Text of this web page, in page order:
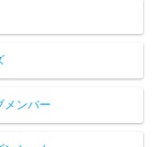
メンバー